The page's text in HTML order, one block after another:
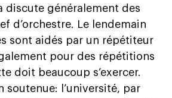
discute généralement des
d’orchestre. Le lendemain
sont aidés par un répétiteur
pour des répétitions
doit beaucoup s’exercer.
soutenue: l’université, par